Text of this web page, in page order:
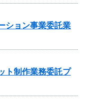
ション事業委託業
ト制作業務委託プ